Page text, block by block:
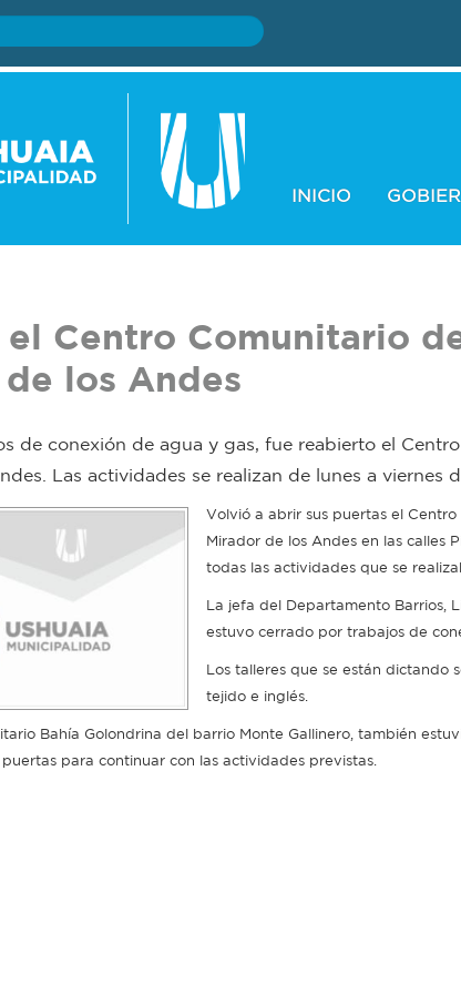
INICIO
el Centro Comunitario
los Andes
de conexión de agua y gas, fue reabierto el
Las actividades se realizan de lunes a viernes
Volvió a abrir sus puertas el
Mirador de los Andes en las calles
todas las actividades que se
La jefa del Departamento Barrios,
estuvo cerrado por trabajos de
Los talleres que se están dictando
tejido e inglés.
Bahía Golondrina del barrio Monte Gallinero, también
para continuar con las actividades previstas.